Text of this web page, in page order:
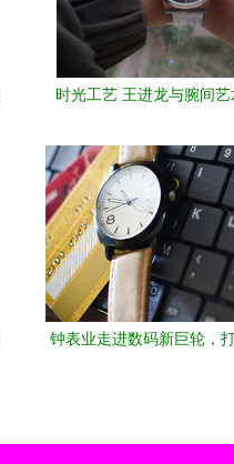
时光工艺 王进龙与腕间
钟表业走进数码新巨轮，